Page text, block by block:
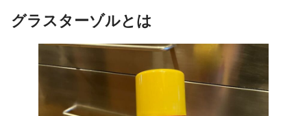
グラスターゾルとは